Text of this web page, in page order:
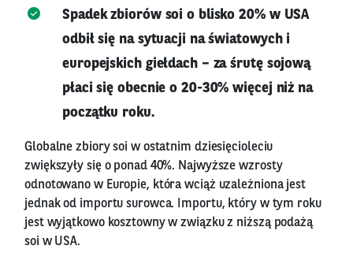
Spadek zbiorów soi o blisko 20% w USA
odbił się na sytuacji na światowych i
europejskich giełdach – za śrutę sojową
płaci się obecnie o 20-30% więcej niż na
początku roku.
Globalne zbiory soi w ostatnim dziesięcioleciu
zwiększyły się o ponad 40%. Najwyższe wzrosty
odnotowano w Europie, która wciąż uzależniona jest
jednak od importu surowca. Importu, który w tym roku
jest wyjątkowo kosztowny w związku z niższą podażą
soi w USA.